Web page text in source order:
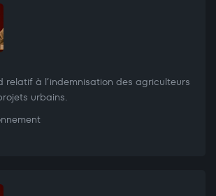
relatif à l’indemnisation des agriculteurs
urbains.